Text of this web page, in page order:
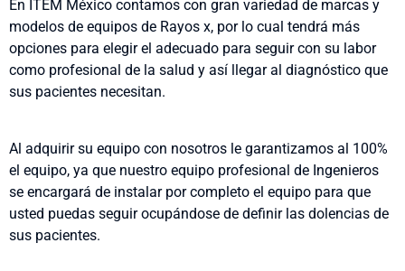
En ITEM México contamos con gran variedad de marcas y
modelos de equipos de Rayos x, por lo cual tendrá más
opciones para elegir el adecuado para seguir con su labor
como profesional de la salud y así llegar al diagnóstico que
sus pacientes necesitan.
Al adquirir su equipo con nosotros le garantizamos al 100%
el equipo, ya que nuestro equipo profesional de Ingenieros
se encargará de instalar por completo el equipo para que
usted puedas seguir ocupándose de definir las dolencias de
sus pacientes.